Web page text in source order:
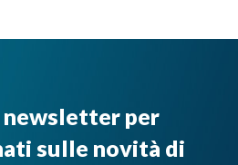
per
sulle novità di